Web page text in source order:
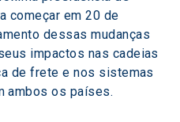
começar em 20 de
dessas mudanças
impactos nas cadeias
de frete e nos sistemas
ambos os países.